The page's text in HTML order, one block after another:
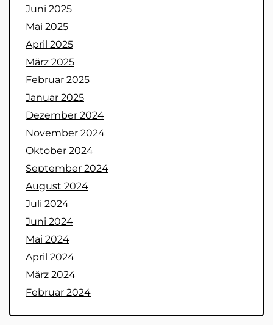
Juni 2025
Mai 2025
April 2025
März 2025
Februar 2025
Januar 2025
Dezember 2024
November 2024
Oktober 2024
September 2024
August 2024
Juli 2024
Juni 2024
Mai 2024
April 2024
März 2024
Februar 2024